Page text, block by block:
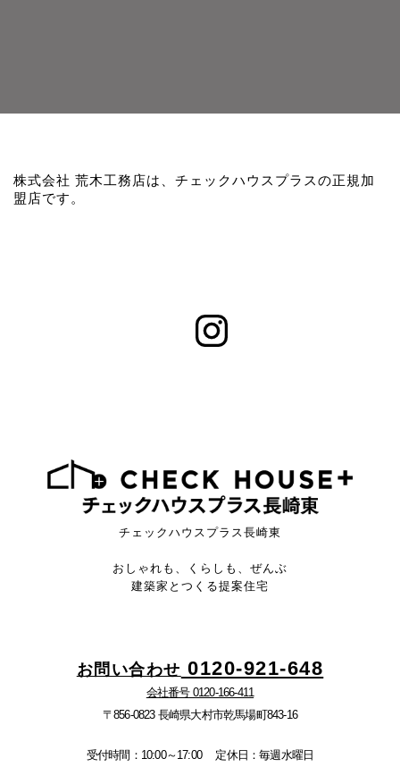
株式会社 荒木工務店は、チェックハウスプラスの正規加
盟店です。
チェックハウスプラス長崎東
おしゃれも、くらしも、ぜんぶ
建築家とつくる提案住宅
お問い合わせ 0120-921-648
会社番号 0120-166-411
〒856-0823 長崎県大村市乾馬場町843-16
受付時間：10:00～17:00 定休日：毎週水曜日